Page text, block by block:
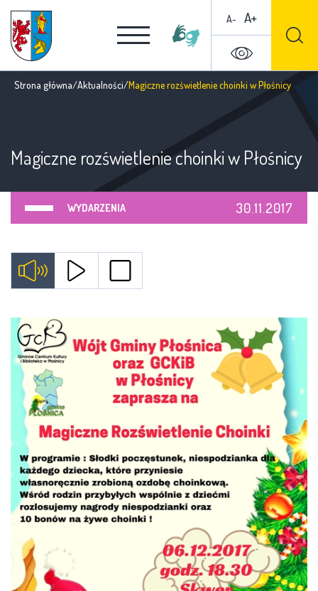
A- A+
Strona główna/Aktualności/Magiczne rozświetlenie choinki w Płośnicy
Magiczne rozświetlenie choinki w Płośnicy
WYDARZENIA 30.11.2017